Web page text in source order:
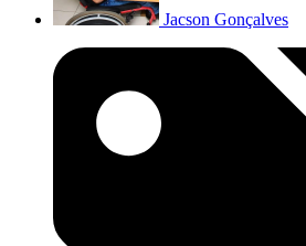
Jacson Gonçalves